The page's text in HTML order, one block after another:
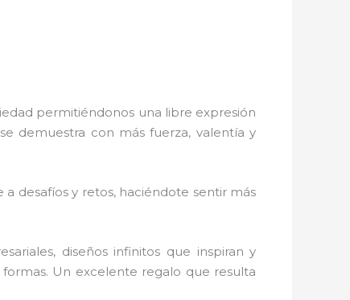
permitiéndonos una libre expresión
demuestra con más fuerza, valentía y
desafíos y retos, haciéndote sentir más
diseños infinitos que inspiran y
Un excelente regalo que resulta